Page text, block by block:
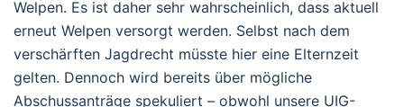
Welpen. Es ist daher sehr wahrscheinlich, dass aktuell
erneut Welpen versorgt werden. Selbst nach dem
verschärften Jagdrecht müsste hier eine Elternzeit
gelten. Dennoch wird bereits über mögliche
Abschussanträge spekuliert – obwohl unsere UIG-